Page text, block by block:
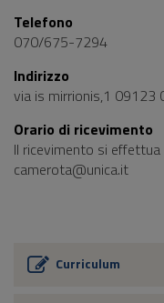
Telefono
070/675-7294
Indirizzo
via is mirrionis,1 09123
Orario di ricevimento
Il ricevimento si
camerota@unica.it
Curriculum